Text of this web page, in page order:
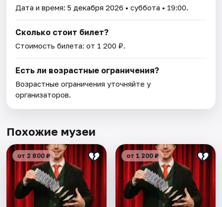
Дата и время:5 декабря 2026 • суббота • 19:00.
Сколько стоит билет?
Стоимость билета: от 1 200 ₽.
Есть ли возрастные ограничения?
Возрастные ограничения уточняйте у
организаторов.
Похожие музеи
от 2 800 ₽ от 1 200 ₽